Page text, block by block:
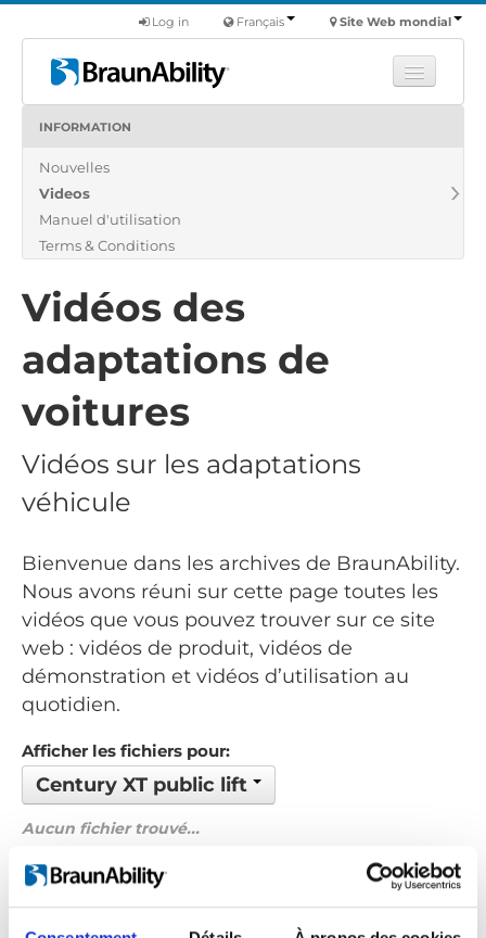
Site Web mondial
Français
Log in
Produits
Nous
Trouver un revendeur
INFORMATION
Nouvelles
Videos
Manuel d'utilisation
Terms & Conditions
Vidéos des
adaptations de
voitures
Vidéos sur les adaptations
véhicule
Bienvenue dans les archives de BraunAbility.
Nous avons réuni sur cette page toutes les
vidéos que vous pouvez trouver sur ce site
web : vidéos de produit, vidéos de
démonstration et vidéos d’utilisation au
quotidien.
Afficher les fichiers pour:
Century XT public lift
Aucun fichier trouvé...
Commandé par: Nom de fichier